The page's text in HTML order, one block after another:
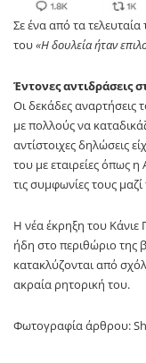
Σε ένα από τα
του«Η δουλεία ήταν
Έντονες αντιδράσεις
Οι δεκάδες αναρτήσεις
με πολλούς να
αντίστοιχες δηλώσεις
του με εταιρείες όπως η
τις συμφωνίες τους
Η νέα έκρηξη του Κάνιε
ήδη στο περιθώριο της
κατακλύζονται από
ακραία ρητορική του.
Φωτογραφία άρθρου: